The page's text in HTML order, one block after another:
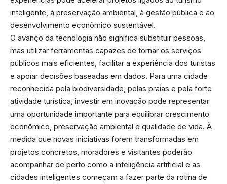
inteligente, à preservação ambiental, à gestão pública e ao
desenvolvimento econômico sustentável.
O avanço da tecnologia não significa substituir pessoas,
mas utilizar ferramentas capazes de tornar os serviços
públicos mais eficientes, facilitar a experiência dos turistas
e apoiar decisões baseadas em dados. Para uma cidade
reconhecida pela biodiversidade, pelas praias e pela forte
atividade turística, investir em inovação pode representar
uma oportunidade importante para equilibrar crescimento
econômico, preservação ambiental e qualidade de vida. À
medida que novas iniciativas forem transformadas em
projetos concretos, moradores e visitantes poderão
acompanhar de perto como a inteligência artificial e as
cidades inteligentes começam a fazer parte da rotina de